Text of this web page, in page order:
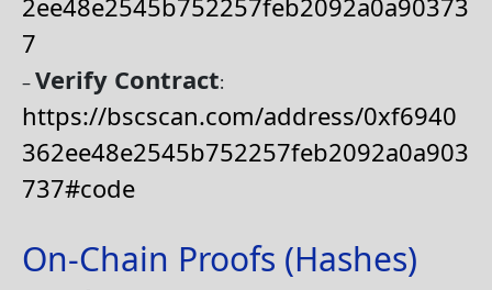
2ee48e2545b752257feb2092a0a90373
7
–Verify Contract:
https://bscscan.com/address/0xf6940
362ee48e2545b752257feb2092a0a903
737#code
On-Chain Proofs (Hashes)